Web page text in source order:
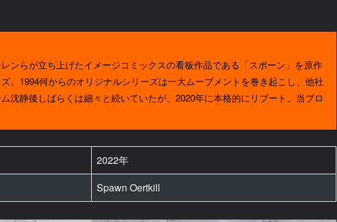
ンらが立ち上げたイメージコミックスの看板作品である「スポーン」を原作
。1994何からのオリジナルシリーズは一大ムーブメントを巻き起こし、他社
沈静後しばらくは細々と続いていたが、2020年に本格的にリブート。当ブロ
2022年
Spawn Oertkill